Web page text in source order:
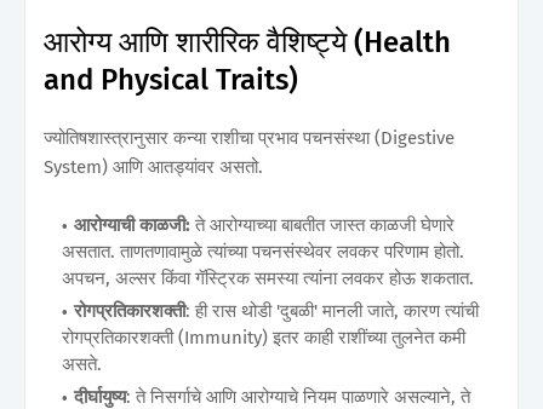
आरोग्य आणि शारीरिक वैशिष्ट्ये (Health
and Physical Traits)
ज्योतिषशास्त्रानुसार कन्या राशीचा प्रभाव पचनसंस्था (Digestive
System) आणि आतड्यांवर असतो.
आरोग्याची काळजी: ते आरोग्याच्या बाबतीत जास्त काळजी घेणारे
असतात. ताणतणावामुळे त्यांच्या पचनसंस्थेवर लवकर परिणाम होतो.
अपचन, अल्सर किंवा गॅस्ट्रिक समस्या त्यांना लवकर होऊ शकतात.
रोगप्रतिकारशक्ती: ही रास थोडी 'दुबळी' मानली जाते, कारण त्यांची
रोगप्रतिकारशक्ती (Immunity) इतर काही राशींच्या तुलनेत कमी
असते.
दीर्घायुष्य: ते निसर्गाचे आणि आरोग्याचे नियम पाळणारे असल्याने, ते